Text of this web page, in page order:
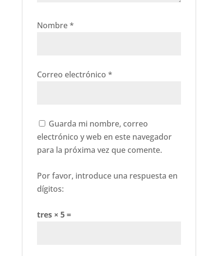
Nombre*
Correo electrónico *
Guarda mi nombre, correo
electrónico y web en este navegador
para la próxima vez que comente.
Por favor, introduce una respuesta en
dígitos:
tres × 5 =